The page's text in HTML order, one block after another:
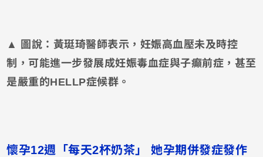
▲
圖說：黃珽琦醫師表示，妊娠高血壓未及時控
制，可能進一步發展成妊娠毒血症與子癲前症，甚至
是嚴重的HELLP症候群。
懷孕12週「每天2杯奶茶」 她孕期併發症發作